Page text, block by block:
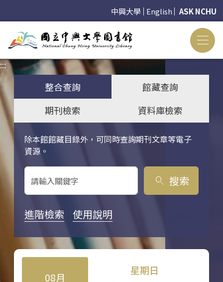
中興大學 English ASK NCHU
:::
整合查詢
館藏查詢
期刊檢索
資料庫檢索
除本館館藏目錄外，可同時查詢期刊文章等電子
資源。
關鍵字搜尋
search 搜索
進階檢索 使用說明
08月
星期日